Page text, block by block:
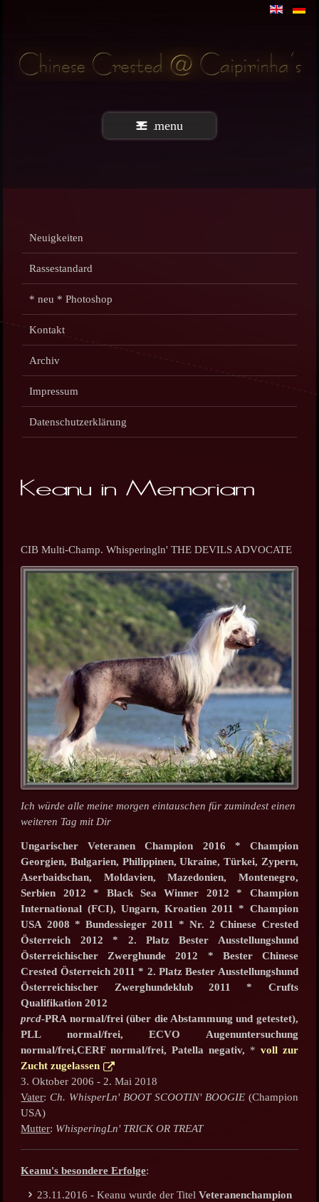
menu
Neuigkeiten
Rassestandard
* neu * Photoshop
Kontakt
Archiv
Impressum
Datenschutzerklärung
Keanu in Memoriam
CIB Multi-Champ. Whisperingln' THE DEVILS ADVOCATE
Ich würde alle meine morgen eintauschen für zumindest einen
weiteren Tag mit Dir
Ungarischer Veteranen Champion 2016 * Champion
Georgien, Bulgarien, Philippinen, Ukraine, Türkei, Zypern,
Aserbaidschan, Moldavien, Mazedonien, Montenegro,
Serbien 2012 * Black Sea Winner 2012 * Champion
International (FCI), Ungarn, Kroatien 2011 * Champion
USA 2008 * Bundessieger 2011 * Nr. 2 Chinese Crested
Österreich 2012 * 2. Platz Bester Ausstellungshund
Österreichischer Zwerghunde 2012 * Bester Chinese
Crested Österreich 2011 * 2. Platz Bester Ausstellungshund
Österreichischer Zwerghundeklub 2011 * Crufts
Qualifikation 2012
prcd-PRA normal/frei (über die Abstammung und getestet),
PLL normal/frei, ECVO Augenuntersuchung
normal/frei,CERF normal/frei, Patella negativ, * voll zur
Zucht zugelassen
3. Oktober 2006 - 2. Mai 2018
Vater:Ch. WhisperLn' BOOT SCOOTIN' BOOGIE(Champion
USA)
Mutter: WhisperingLn' TRICK OR TREAT
Keanu's besondere Erfolge:
23.11.2016 - Keanu wurde der TitelVeteranenchampion